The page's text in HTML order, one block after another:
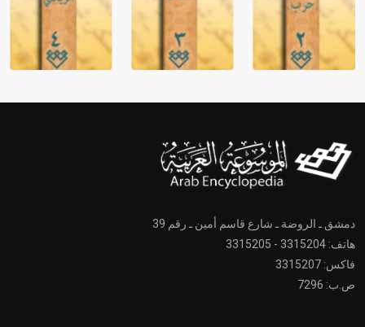
دمشق ـ الروضة ـ شارع قاسم أمين ـ رقم 39
هاتف: 3315204 - 3315205
فاكس: 3315207
ص.ب: 7296